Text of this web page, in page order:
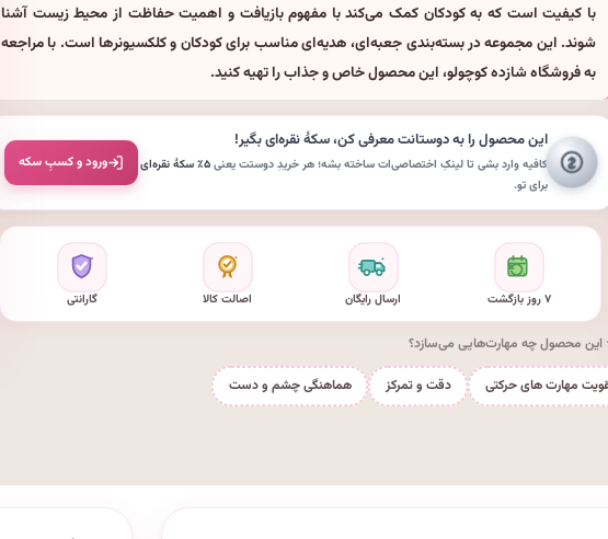
با کیفیت است که به کودکان کمک می‌کند با مفهوم بازیافت و اهمیت حفاظت از محیط زیست آشنا
شوند. این مجموعه در بسته‌بندی جعبه‌ای، هدیه‌ای مناسب برای کودکان و کلکسیونرها است. با مراجعه
به فروشگاه شازده کوچولو، این محصول خاص و جذاب را تهیه کنید.
این محصول را به دوستانت معرفی کن،سکهٔ نقره‌ایبگیر!
کافیه وارد بشی تا لینکِ اختصاصی‌ات ساخته بشه؛ هر خریدِ دوستت یعنی۵٪ سکهٔ نقره‌ای
برای تو.
ورود و کسبِ سکه
۷ روز بازگشت ارسال رایگان اصالت کالا گارانتی
این محصول چه مهارت‌هایی می‌سازد؟
مهارت های حرکتی دقت و تمرکز هماهنگی چشم و دست